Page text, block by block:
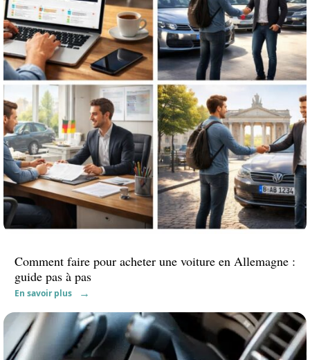
Comment faire pour acheter une voiture en Allemagne :
guide pas à pas
En savoir plus